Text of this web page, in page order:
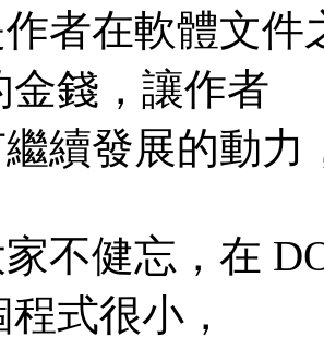
者在軟體文
金錢，讓作者
續發展的動力
不健忘，在
式很小，